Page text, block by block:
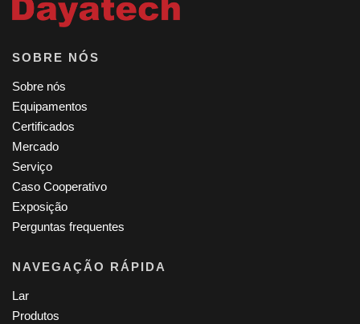
SOBRE NÓS
Sobre nós
Equipamentos
Certificados
Mercado
Serviço
Caso Cooperativo
Exposição
Perguntas frequentes
NAVEGAÇÃO RÁPIDA
Lar
Produtos